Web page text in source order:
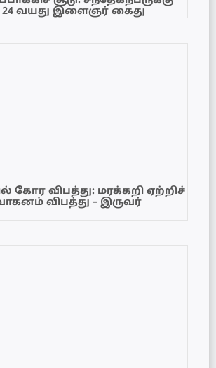
வயது இளைஞர் கைது
கோர விபத்து: மரக்கறி ஏற்றிச்
விபத்து – இருவர்